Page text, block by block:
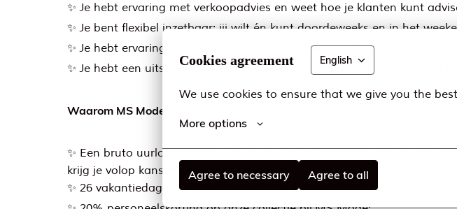
Cookies agreement English
We use cookies to ensure that we give you the
More options
Agree to necessary Agree to all
✨ Je hebt ervaring met verkoopadvies en weet hoe je klanten kunt
✨ Je bent flexibel inzetbaar: jij wilt én kunt doordeweeks en in het
✨ Je hebt ervaring met visual merchandising en weet hoe je een winkel
✨ Je hebt een uitstekende beheersing van de Nederlandse taal, zowel
Waarom MS Mode?
✨ Een bruto uurloon tussen € 16,38 en € 18,45 (op basis van 38 uur),
krijg je volop kansen om door te groeien;
✨ 26 vakantiedagen (+ extra dagen bij te kopen);